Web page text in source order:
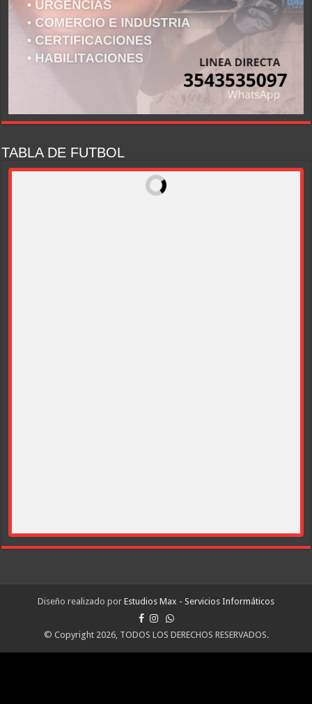
TABLA DE FUTBOL
Diseño realizado por Estudios Max - Servicios Informáticos
© Copyright 2026, TODOS LOS DERECHOS RESERVADOS.